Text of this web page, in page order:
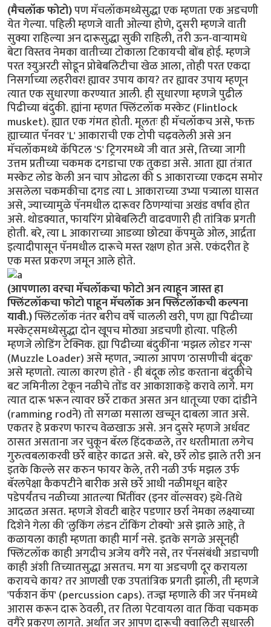
(मैचलॉक फोटो)पण मॅचलॉकमध्येसुद्धा एक म्हणता एक अडचणी
येत गेल्या. पहिली म्हणजे वाती ओल्या होणे, दुसरी म्हणजे वाती
सुक्या राहिल्या अन दारूसुद्धा सुकी राहिली, तरी ऊन-वार्‍यामधे
बेटा विस्तव नेमका वातीच्या टोकाला टिकायची बोंब होई. म्हणजे
परत श्युअरटी सोडून प्रोबेबलिटीचा खेळ आला, तोही परत एकदा
निसर्गाच्या लहरीवर! ह्यावर उपाय काय? तर ह्यावर उपाय म्हणून
त्यात एक सुधारणा करण्यात आली. ही सुधारणा म्हणजे पुढील
पिढीच्या बंदुकी. ह्यांना म्हणत फ्लिंटलॉक मस्केट (Flintlock
musket). ह्यात एक गंमत होती. मूलतः ही मॅचलॉकच असे, फक्त
ह्याच्यात पॅनवर 'L' आकाराची एक टोपी चढ़वलेली असे अन
मॅचलॉकमध्ये कॅपिटल 'S' ट्रिगरमध्ये जी वात असे, तिच्या जागी
उत्तम प्रतीच्या चकमक दगडाचा एक तुकडा असे. आता ह्या तंत्रात
मस्केट लोड केली अन चाप ओढला की S आकाराच्या एकदम समोर
असलेला चकमकीचा दगड त्या L आकाराच्या उभ्या पत्र्याला घासत
असे, ज्याच्यामुळे पॅनमधील दारूवर ठिणग्यांचा अखंड वर्षाव होत
असे. थोडक्यात, फायरिंग प्रोबेबलिटी वाढवणारी ही तांत्रिक प्रगती
होती. बरे, त्या L आकाराच्या आडव्या छोट्या कॅपमुळे ओल, आर्द्रता
इत्यादीपासून पॅनमधील दारूचे मस्त रक्षण होत असे. एकंदरीत हे
एक मस्त प्रकरण जमून आले होते.
(आपणाला वरचा मॅचलॉकचा फोटो अन त्याहून जास्त हा
फ्लिंटलॉकचा फोटो पाहून मॅचलॉक अन फ्लिंटलॉकची कल्पना
यावी.)फ्लिंटलॉक नंतर बरीच वर्षे चालली खरी, पण ह्या पिढीच्या
मस्केट्समध्येसुद्धा दोन खूपच मोठ्या अडचणी होत्या. पहिली
म्हणजे लोडिंग टेक्निक. ह्या पिढीच्या बंदुकींना 'मझल लोडर गन्स'
(Muzzle Loader) असे म्हणत, ज्याला आपण 'ठासणीची बंदूक'
असे म्हणतो. त्याला कारण होते - ही बंदूक लोड करताना बंदुकीचे
बट जमिनीला टेकून नळीचे तोंड वर आकाशाकड़े करावे लागे. मग
त्यात दारू भरून त्यावर छर्रे टाकत असत अन धातूच्या एका दांडीने
(ramming rodने) तो सगळा मसाला खच्चून दाबला जात असे.
एकतर हे प्रकरण फारच वेळखाऊ असे. अन दुसरे म्हणजे अर्धवट
ठासत असताना जर चुकून बॅरल हिंदकळले, तर धरतीमाता लगेच
गुरुत्वबलाकरवी छर्रे बाहेर काढत असे. बरे, छर्रे लोड झाले तरी अन
इतके किल्ले सर करुन फायर केले, तरी नळी उर्फ मझल उर्फ
बॅरलपेक्षा कैकपटीने बारीक असे छर्रे आधी नळीमधून बाहेर
पडेपर्यंतच नळीच्या आतल्या भिंतींवर (इनर वॉल्सवर) इथे-तिथे
आदळत असत. म्हणजे शेवटी बाहेर पडणार छर्रा नेमका लक्ष्याच्या
दिशेने गेला की 'लुकिंग लंडन टॉकिंग टोक्यो' असे झाले आहे, ते
कळायला काही म्हणता काही मार्ग नसे. इतके सगळे असूनही
फ्लिंटलॉक काही अगदीच अजेय वगैरे नसे, तर पॅनसंबंधी अडाचणी
काही अंशी तिच्यातसुद्धा असतच. मग या अडचणी दूर करायला
करायचे काय? तर आणखी एक उपतांत्रिक प्रगती झाली, ती म्हणजे
'पर्कशन कॅप' (percussion caps). तज्ज्ञ म्हणाले की जर पॅनमध्ये
आरास करून दारू ठेवली, तर तिला पेटवायला वात किंवा चकमक
वगैरे प्रकरण लागते. अर्थात जर आपण दारूची क्वालिटी सुधारली